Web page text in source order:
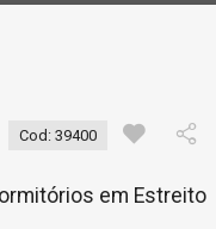
Cod: 39400
em Estreito